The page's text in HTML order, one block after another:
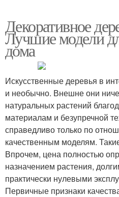
Декоративное
Лучшие модели
дома
Искусственные деревья в
и необычно. Внешне они
натуральных растений
материалам и безупречной
справедливо только по
качественным моделям.
Впрочем, цена полностью
назначением растения,
практически нулевыми
Первичные признаки